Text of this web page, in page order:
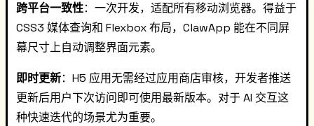
跨平台一致性：一次开发，适配所有移动浏览器。得益于
CSS3 媒体查询和 Flexbox 布局，ClawApp 能在不同屏
幕尺寸上自动调整界面元素。
即时更新：H5 应用无需经过应用商店审核，开发者推送
更新后用户下次访问即可使用最新版本。对于 AI 交互这
种快速迭代的场景尤为重要。